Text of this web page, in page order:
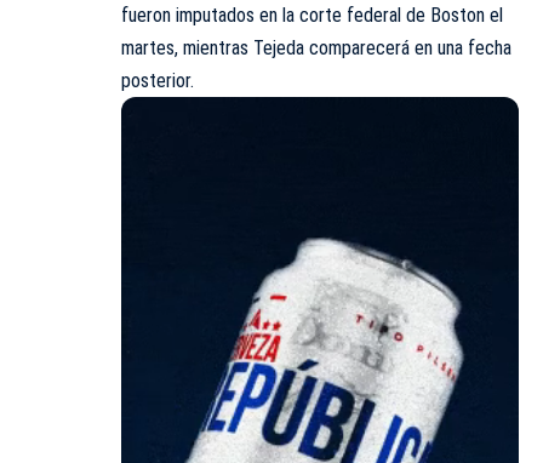
fueron imputados en la corte federal de Boston el
martes, mientras Tejeda comparecerá en una fecha
posterior.